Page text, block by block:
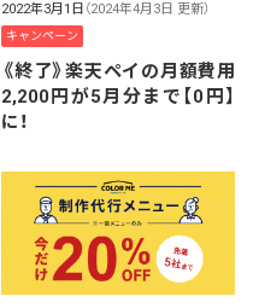
2022年3月1日 （2024年4月3日 更新）
キャンペーン
《終了》楽天ペイの月額費用
2,200円が5月分まで【0円】
に！